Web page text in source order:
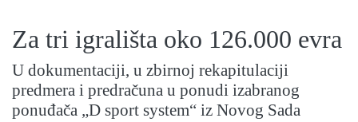
Za tri igrališta oko 126.000 evra
U dokumentaciji, u zbirnoj rekapitulaciji
predmera i predračuna u ponudi izabranog
ponuđača „D sport system“ iz Novog Sada